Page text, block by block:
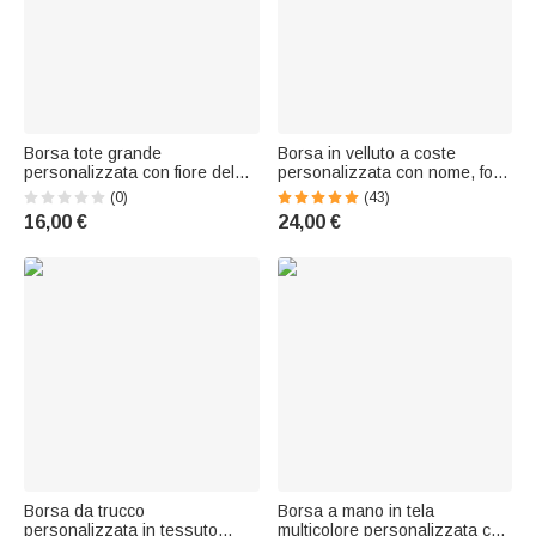
Borsa tote grande
personalizzata con fiore del
mese di nascita, trousse da
viaggio con nome, accessori
da viaggio, regalo di
(0)
16,00 €
Borsa in velluto a coste
personalizzata con nome, foto
animale e fiore di nascita,
multiscomparto - Regalo di
compleanno per donne e
(43)
24,00 €
Borsa da trucco
personalizzata in tessuto
Borsa a mano in tela
multicolore personalizzata con